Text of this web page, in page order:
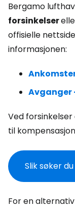
Bergamo
forsinkelser
offisielle
informasjonen:
Avganger
Ved
til
Slik søker
For en